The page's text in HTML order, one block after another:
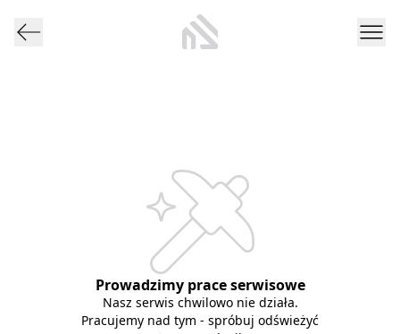
Prowadzimy prace serwisowe
Nasz serwis chwilowo nie działa.
Pracujemy nad tym - spróbuj odświeżyć